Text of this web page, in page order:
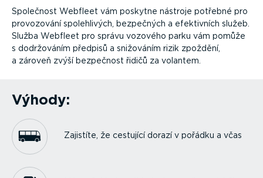
Společnost Webfleet vám poskytne nástroje potřebné pro
provozování spoleh­livých, bezpečných a efektivních služeb.
Služba Webfleet pro správu vozového parku vám pomůže
s dodržováním předpisů a snižováním rizik zpoždění,
a zároveň zvýší bezpečnost řidičů za volantem.
Výhody:
Zajistíte, že cestující dorazí v pořádku a včas